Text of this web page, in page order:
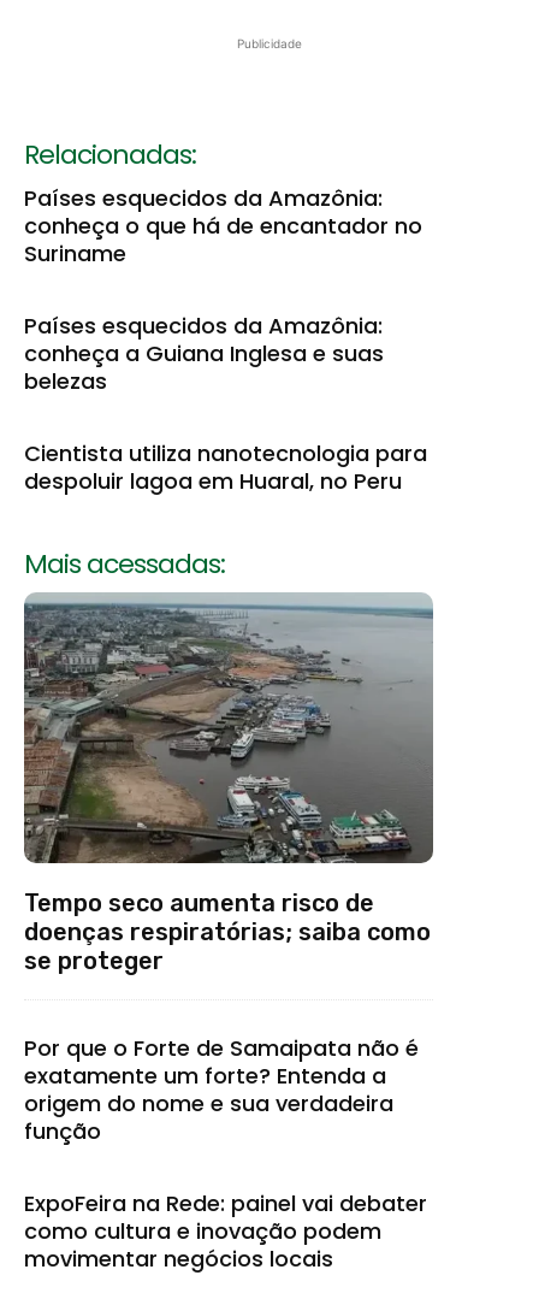
Publicidade
Relacionadas:
Países esquecidos da Amazônia:
conheça o que há de encantador no
Suriname
Países esquecidos da Amazônia:
conheça a Guiana Inglesa e suas
belezas
Cientista utiliza nanotecnologia para
despoluir lagoa em Huaral, no Peru
Mais acessadas:
Tempo seco aumenta risco de
doenças respiratórias; saiba como
se proteger
Por que o Forte de Samaipata não é
exatamente um forte? Entenda a
origem do nome e sua verdadeira
função
ExpoFeira na Rede: painel vai debater
como cultura e inovação podem
movimentar negócios locais